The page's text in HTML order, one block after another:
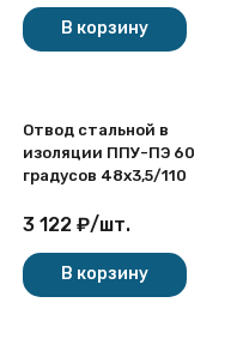
В корзину
Отвод стальной в
изоляции ППУ-ПЭ 60
градусов 48х3,5/110
3 122 ₽/шт.
В корзину